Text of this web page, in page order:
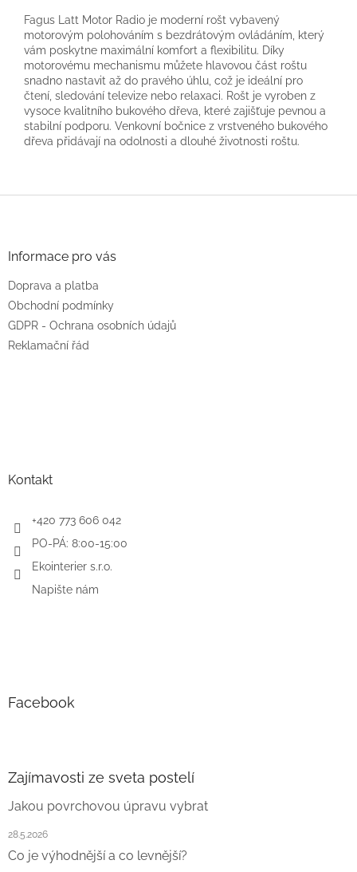
Fagus Latt Motor Radio je moderní rošt vybavený
motorovým polohováním s bezdrátovým ovládáním, který
vám poskytne maximální komfort a flexibilitu. Díky
motorovému mechanismu můžete hlavovou část roštu
snadno nastavit až do pravého úhlu, což je ideální pro
čtení, sledování televize nebo relaxaci. Rošt je vyroben z
vysoce kvalitního bukového dřeva, které zajišťuje pevnou a
stabilní podporu. Venkovní bočnice z vrstveného bukového
dřeva přidávají na odolnosti a dlouhé životnosti roštu.
Informace pro vás
Doprava a platba
Obchodní podmínky
GDPR - Ochrana osobních údajů
Reklamační řád
Kontakt
+420 773 606 042
PO-PÁ: 8:00-15:00
Ekointerier s.r.o.
Napište nám
Facebook
Zajímavosti ze sveta postelí
Jakou povrchovou úpravu vybrat
28.5.2026
Co je výhodnější a co levnější?